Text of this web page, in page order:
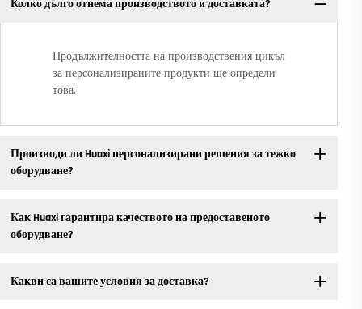
Колко дълго отнема производството и доставката?
Продължителността на производствения цикъл
за персонализираните продукти ще определи
това.
Производи ли Huaxi персонализирани решения за тежко
оборудване?
Как Huaxi гарантира качеството на предоставеното
оборудване?
Какви са вашите условия за доставка?